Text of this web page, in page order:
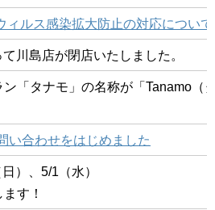
ィルス感染拡大防止の対応について
川島店が閉店いたしました。
「タナモ」の名称が「Tanamo（
い合わせをはじめました
）、5/1（水）
す！